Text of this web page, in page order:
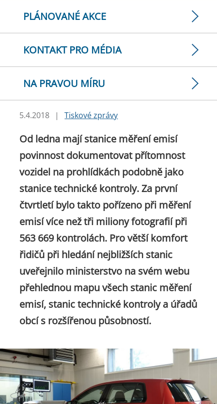
PLÁNOVANÉ AKCE
KONTAKT PRO MÉDIA
NA PRAVOU MÍRU
5.4.2018 | Tiskové zprávy
Od ledna mají stanice měření emisí
povinnost dokumentovat přítomnost
vozidel na prohlídkách podobně jako
stanice technické kontroly. Za první
čtvrtletí bylo takto pořízeno při měření
emisí více než tři miliony fotografií při
563 669 kontrolách. Pro větší komfort
řidičů při hledání nejbližších stanic
uveřejnilo ministerstvo na svém webu
přehlednou mapu všech stanic měření
emisí, stanic technické kontroly a úřadů
obcí s rozšířenou působností.